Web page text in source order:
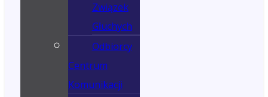
Związek
Głuchych
Odbiorcy
Centrum
Komunikacji